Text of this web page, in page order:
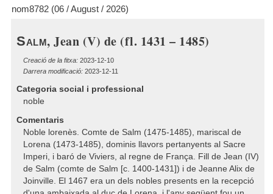
nom8782 (06 / August / 2026)
Salm, Jean (V) de (fl. 1431 – 1485)
Creació de la fitxa: 2023-12-10
Darrera modificació: 2023-12-11
Categoria social i professional
noble
Comentaris
Noble lorenès. Comte de Salm (1475-1485), mariscal de
Lorena (1473-1485), dominis llavors pertanyents al Sacre
Imperi, i baró de Viviers, al regne de França. Fill de Jean (IV)
de Salm (comte de Salm [c. 1400-1431]) i de Jeanne Alix de
Joinville. El 1467 era un dels nobles presents en la recepció